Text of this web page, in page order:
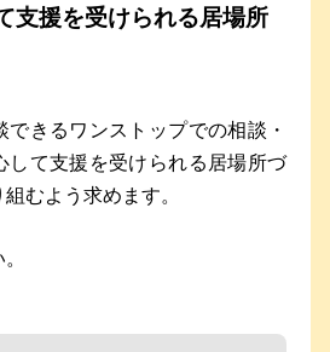
支援を受けられる居場所
できるワンストップでの相談・
して支援を受けられる居場所づ
むよう求めます。